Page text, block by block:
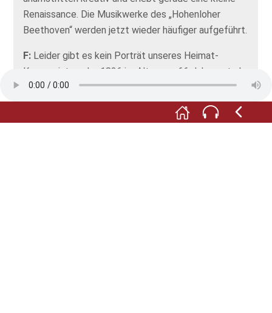
Renaissance. Die Musikwerke des „Hohenloher
Beethoven“ werden jetzt wieder häufiger aufgeführt.
F: Leider gibt es kein Porträt unseres Heimat-
Komponisten, der 1836 im Alter von 66 Jahren starb.
Wir haben jedoch Tonaufnahmen im Player sowie
Notenblätter, seine Taufurkunde und viele Aquarelle
– Dokumente seiner Zeit. Alles übersichtlich